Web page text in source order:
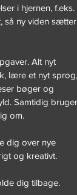
i hjernen, f.eks.
så ny viden
Alt nyt
lære et nyt sprog,
bøger og
Samtidig
om.
dig over nye
og kreativt.
dig tilbage.